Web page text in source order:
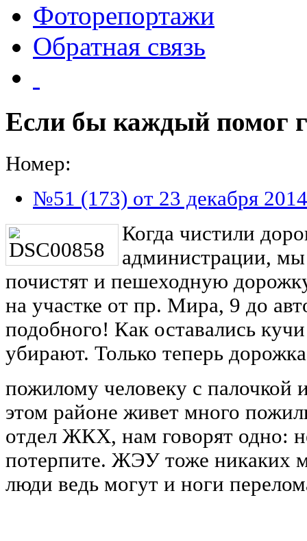
Фоторепортажи
Обратная связь
Если бы каждый помог
Номер:
№51 (173) от 23 декабря 2014
Когда чистили
администрации, мы
почистят и пешеходную
на участке от пр. Мира, 9 до
подобного! Как оставались
убирают. Только теперь
пожилому человеку с палочкой
этом районе живет много
отдел ЖКХ, нам говорят одно:
потерпите. ЖЭУ тоже никаких
люди ведь могут и ноги